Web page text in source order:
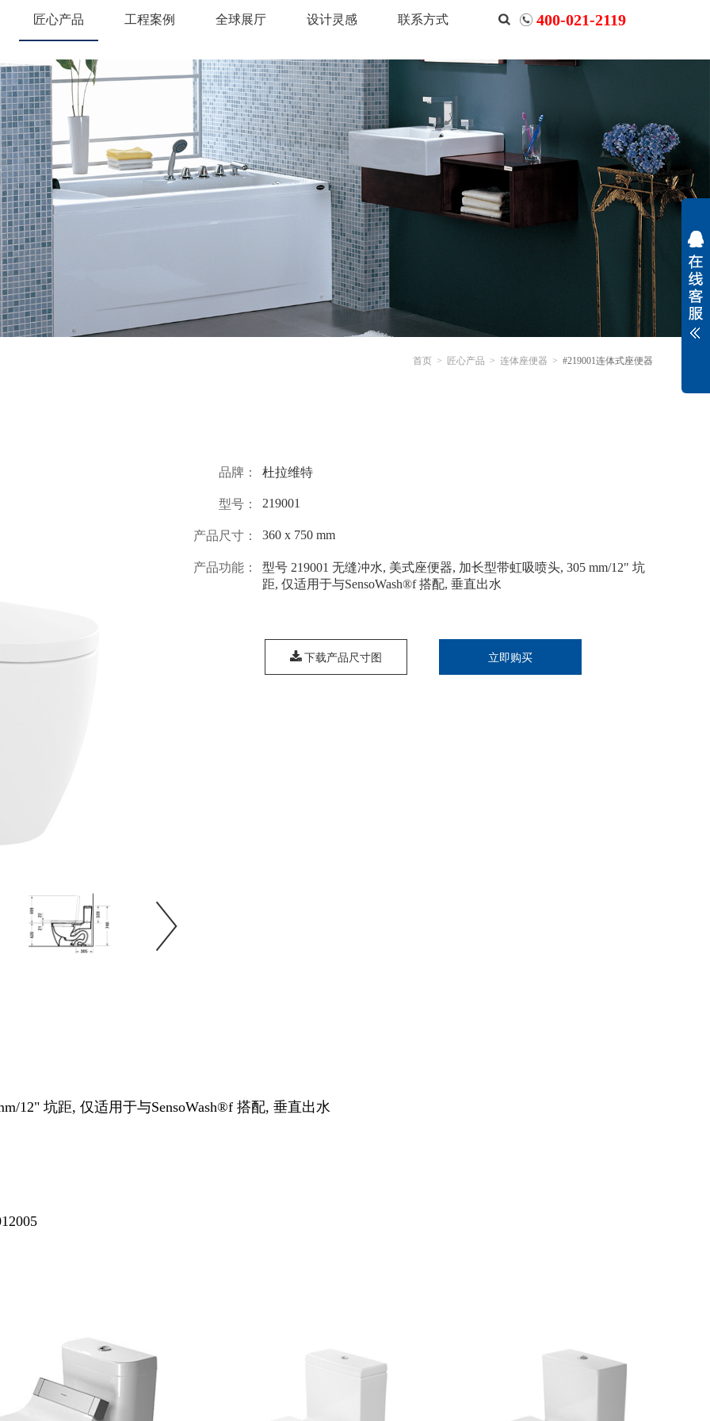
匠心产品 工程案例 全球展厅 设计灵感 联系方式 400-021-2119
首页 > 匠心产品 > 连体座便器 > #219001连体式座便器
品牌： 杜拉维特
型号： 219001
产品尺寸： 360 x 750 mm
产品功能：
型号 219001 无缝冲水, 美式座便器, 加长型带虹吸喷头, 305 mm/12" 坑
距, 仅适用于与SensoWash®f 搭配, 垂直出水
下载产品尺寸图 立即购买
12" 坑距, 仅适用于与SensoWash®f 搭配, 垂直出水